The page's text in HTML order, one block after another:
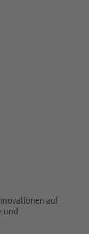
auf
und